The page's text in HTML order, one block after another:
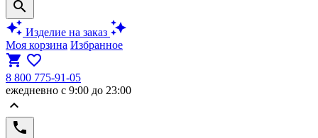
search
auto_awesome Изделие на заказ auto_awesome
Моя корзина Избранное
shopping_cart favorite_border
8 800 775-91-05
ежедневно с 9:00 до 23:00
keyboard_arrow_up
phone